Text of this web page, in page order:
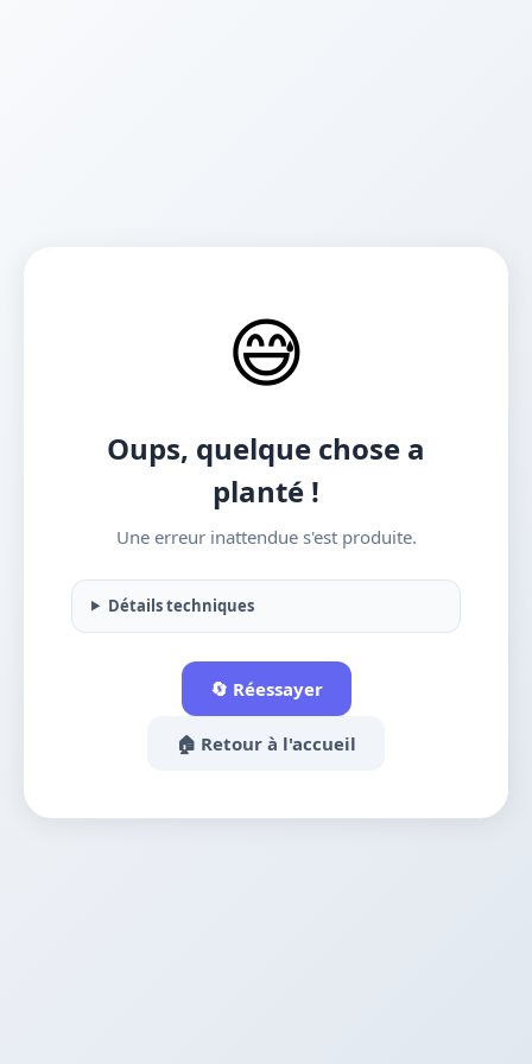
😅
Oups, quelque chose a
planté !
Une erreur inattendue s'est produite.
Détails techniques
🔄 Réessayer
🏠 Retour à l'accueil